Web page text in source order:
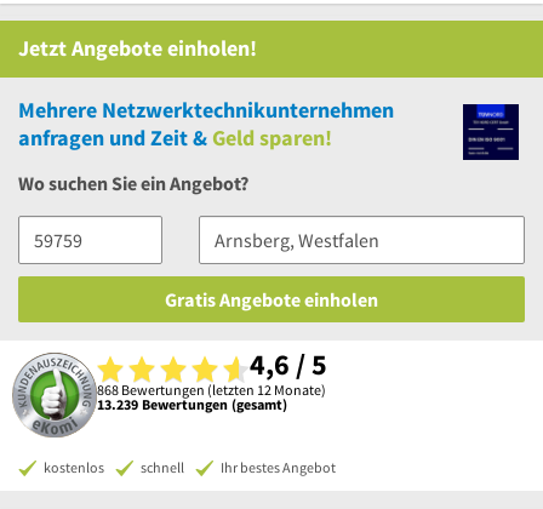
Jetzt Angebote einholen!
Mehrere Netzwerktechnikunternehmen
anfragen und Zeit &Geld sparen!
Wo suchen Sie ein Angebot?
Gratis Angebote einholen
4,6 / 5
868 Bewertungen (letzten 12 Monate)
13.239 Bewertungen (gesamt)
kostenlos schnell Ihr bestes Angebot